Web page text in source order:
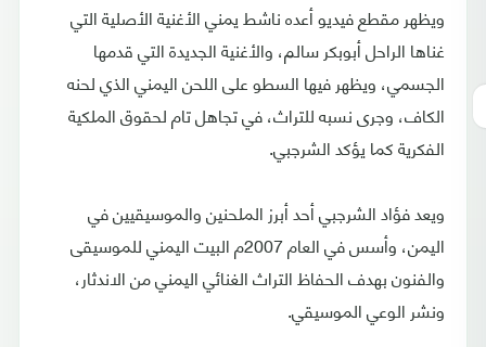
ويظهر مقطع فيديو أعده ناشط يمني الأغنية الأصلية التي
غناها الراحل أبوبكر سالم، والأغنية الجديدة التي قدمها
الجسمي، ويظهر فيها السطو على اللحن اليمني الذي لحنه
الكاف، وجرى نسبه للتراث، في تجاهل تام لحقوق الملكية
الفكرية كما يؤكد الشرجبي.
ويعد فؤاد الشرجبي أحد أبرز الملحنين والموسيقيين في
اليمن، وأسس في العام 2007م البيت اليمني للموسيقى
والفنون بهدف الحفاظ التراث الغنائي اليمني من الاندثار،
ونشر الوعي الموسيقي.